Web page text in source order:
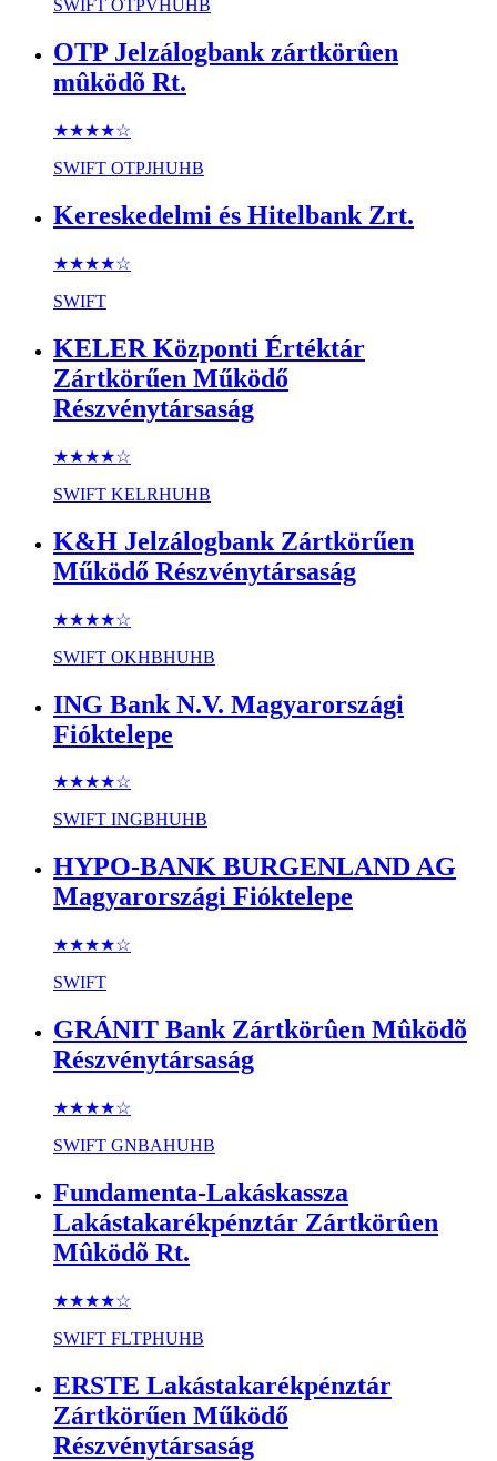
SWIFT OTPVHUHB
OTP Jelzálogbank zártkörûen
mûködõ Rt.
★★★★☆
SWIFT OTPJHUHB
Kereskedelmi és Hitelbank Zrt.
★★★★☆
SWIFT
KELER Központi Értéktár
Zártkörűen Működő
Részvénytársaság
★★★★☆
SWIFT KELRHUHB
K&H Jelzálogbank Zártkörűen
Működő Részvénytársaság
★★★★☆
SWIFT OKHBHUHB
ING Bank N.V. Magyarországi
Fióktelepe
★★★★☆
SWIFT INGBHUHB
HYPO-BANK BURGENLAND AG
Magyarországi Fióktelepe
★★★★☆
SWIFT
GRÁNIT Bank Zártkörûen Mûködõ
Részvénytársaság
★★★★☆
SWIFT GNBAHUHB
Fundamenta-Lakáskassza
Lakástakarékpénztár Zártkörûen
Mûködõ Rt.
★★★★☆
SWIFT FLTPHUHB
ERSTE Lakástakarékpénztár
Zártkörűen Működő
Részvénytársaság